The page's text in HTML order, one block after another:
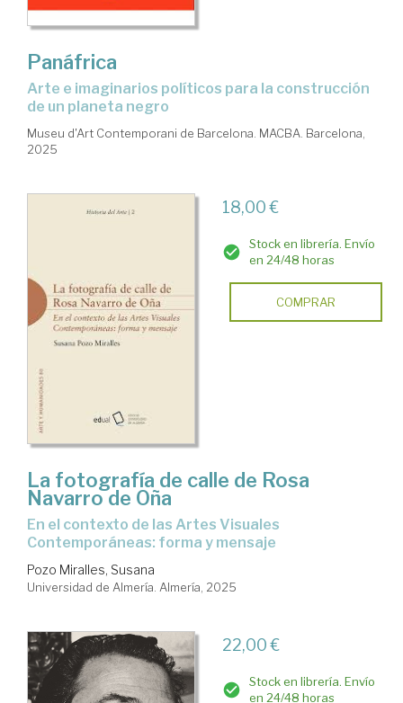
Panáfrica
Arte e imaginarios políticos para la construcción
de un planeta negro
Museu d'Art Contemporani de Barcelona. MACBA. Barcelona,
2025
18,00 €
Stock en librería. Envío
en 24/48 horas
COMPRAR
La fotografía de calle de Rosa
Navarro de Oña
En el contexto de las Artes Visuales
Contemporáneas: forma y mensaje
Pozo Miralles, Susana
Universidad de Almería. Almería, 2025
22,00 €
Stock en librería. Envío
en 24/48 horas